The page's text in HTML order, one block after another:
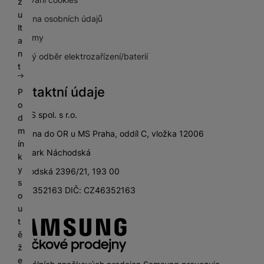
u
lt
a
n
t
P
o
d
m
ín
k
y
s
o
u
t
ě
ž
e
Ochrana osobních údajů
Pro firmy
Zpětný odběr elektrozařízení/baterií
Kontaktní údaje
SETOS spol. s r.o.
zapsána do OR u MS Praha, oddíl C, vložka 12006
City Park Náchodská
Náchodská 2396/21, 193 00
IČ: 46352163 DIČ: CZ46352163